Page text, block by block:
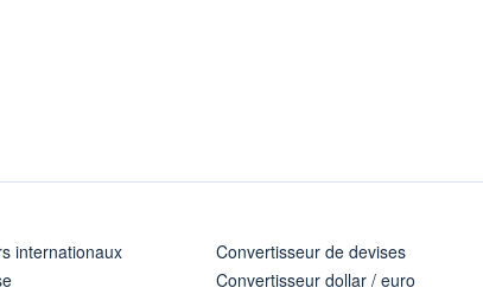
internationaux
Convertisseur de devises
Convertisseur dollar / euro